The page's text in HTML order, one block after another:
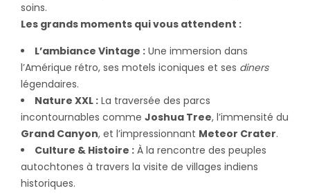
soins.
Les grands moments qui vous attendent :
L’ambiance Vintage : Une immersion dans
l’Amérique rétro, ses motels iconiques et ses diners
légendaires.
Nature XXL : La traversée des parcs
incontournables comme Joshua Tree, l’immensité du
Grand Canyon, et l’impressionnant Meteor Crater.
Culture & Histoire : À la rencontre des peuples
autochtones à travers la visite de villages indiens
historiques.